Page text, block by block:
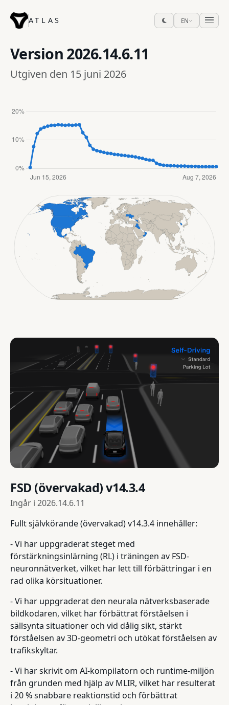
ATLAS EN
Version 2026.14.6.11
Utgiven den 15 juni 2026
FSD (övervakad) v14.3.4
Ingår i 2026.14.6.11
Fullt självkörande (övervakad) v14.3.4 innehåller:
- Vi har uppgraderat steget med
förstärkningsinlärning (RL) i träningen av FSD-
neuronnätverket, vilket har lett till förbättringar i en
rad olika körsituationer.
- Vi har uppgraderat den neurala nätverksbaserade
bildkodaren, vilket har förbättrat förståelsen i
sällsynta situationer och vid dålig sikt, stärkt
förståelsen av 3D-geometri och utökat förståelsen av
trafikskyltar.
- Vi har skrivit om AI-kompilatorn och runtime-miljön
från grunden med hjälp av MLIR, vilket har resulterat
i 20 % snabbare reaktionstid och förbättrat